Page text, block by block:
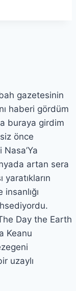
gazetesinin
haberi gördüm
buraya girdim
önce
Nasa’Ya
artan sera
yaratıkların
Day the Earth
Keanu
uzaylı